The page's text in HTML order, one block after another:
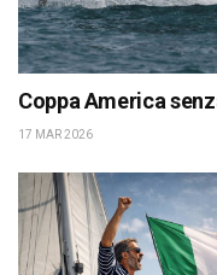
Coppa America
17 MAR 2026